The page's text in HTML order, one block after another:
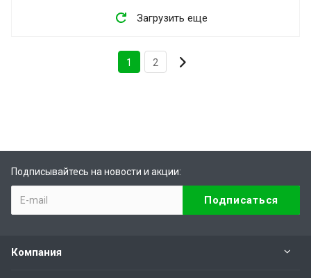
Загрузить еще
1 2
Подписывайтесь на новости и акции:
Компания